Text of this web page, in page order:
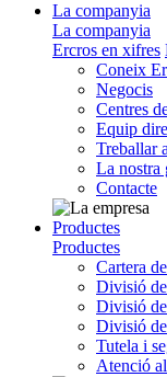
La companyia
La companyia
Ercros en xifres
Coneix
Negocis
Centres
Equip
Treballar
La nostra
Contacte
Productes
Productes
Cartera
Divisió
Divisió
Divisió
Tutela i
Atenció